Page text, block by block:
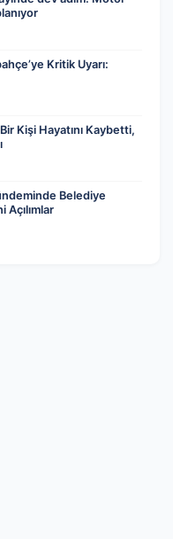
Kritik Uyarı:
Bir Kişi Hayatını Kaybetti,
Belediye
Açılımlar